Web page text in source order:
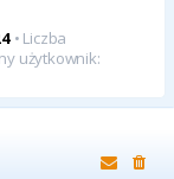
• Liczba
użytkownik: